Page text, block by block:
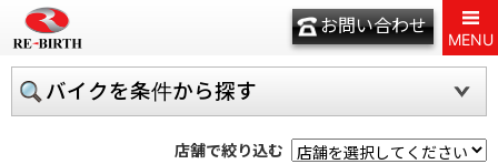
お問い合わせ
MENU
バイクを条件から探す
店舗で絞り込む